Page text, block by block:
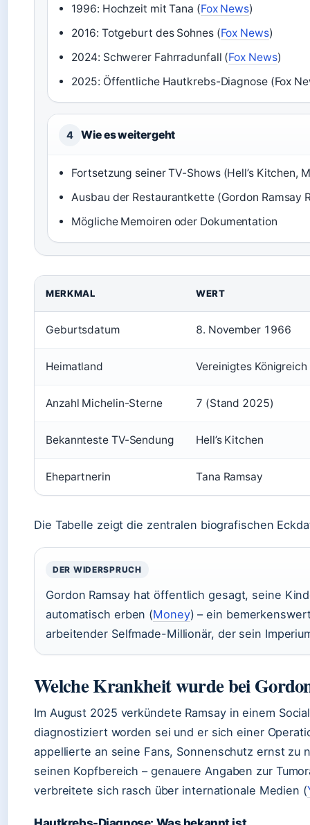
1996: Hochzeit mit Tana (Fox News)
2016: Totgeburt des Sohnes (Fox News)
2024: Schwerer Fahrradunfall (Fox News)
2025: Öffentliche Hautkrebs-Diagnose (Fox
4 Wie es weitergeht
Fortsetzung seiner TV-Shows (Hell’s Kitchen,
Ausbau der Restaurantkette (Gordon Ramsay
Mögliche Memoiren oder Dokumentation
Schlüsselfakten zu Gordon Ramsay
MERKMAL WERT
Geburtsdatum 8. November 1966
Heimatland Vereinigtes Königreich
Anzahl Michelin-Sterne 7 (Stand 2025)
Bekannteste TV-Sendung Hell’s Kitchen
Ehepartnerin Tana Ramsay
Die Tabelle zeigt die zentralen biografischen
DER WIDERSPRUCH
Gordon Ramsay hat öffentlich gesagt, seine
automatisch erben (Money) – ein
arbeitender Selfmade-Millionär, der sein
Welche Krankheit wurde bei
Im August 2025 verkündete Ramsay in einem
diagnostiziert worden sei und er sich einer
appellierte an seine Fans, Sonnenschutz ernst zu
seinen Kopfbereich – genauere Angaben zur
verbreitete sich rasch über internationale Medien (